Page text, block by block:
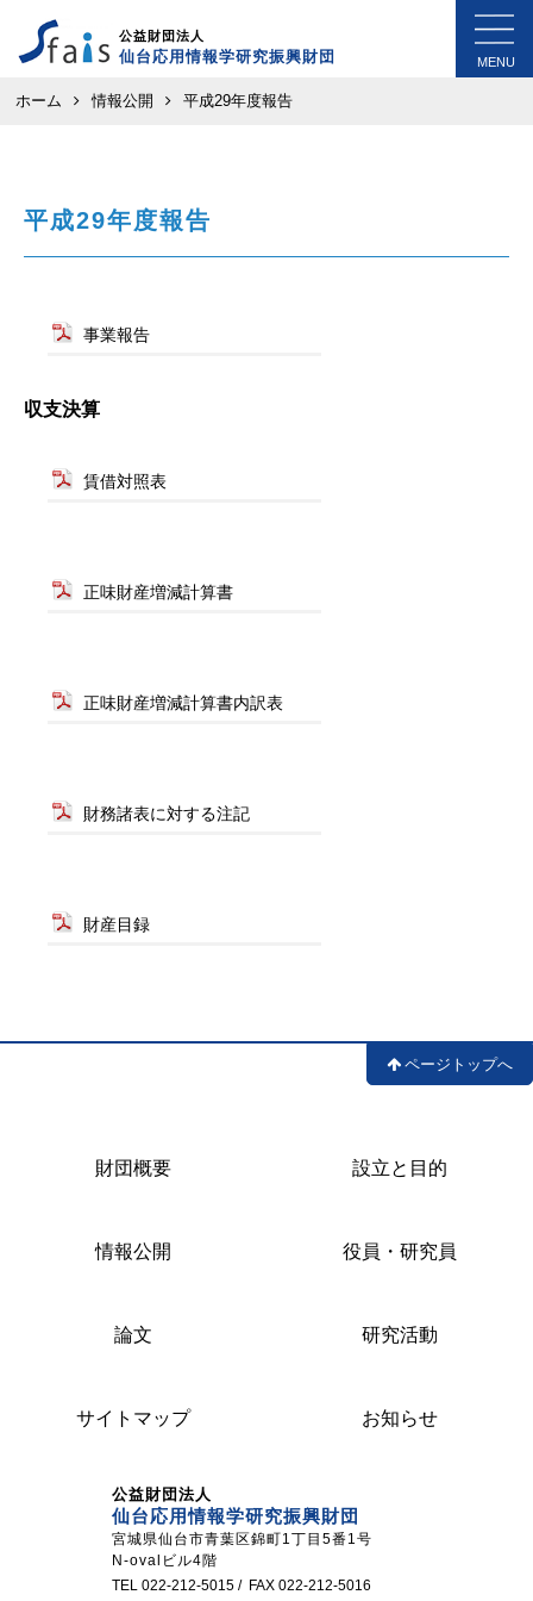
公益財団法人
仙台応用情報学研究振興財団 MENU
ホーム 情報公開 平成29年度報告
平成29年度報告
事業報告
収支決算
賃借対照表
正味財産増減計算書
正味財産増減計算書内訳表
財務諸表に対する注記
財産目録
ページトップへ
財団概要 設立と目的
情報公開 役員・研究員
論文 研究活動
サイトマップ お知らせ
公益財団法人
仙台応用情報学研究振興財団
宮城県仙台市青葉区錦町1丁目5番1号
N-ovalビル4階
TEL 022-212-5015 / FAX 022-212-5016